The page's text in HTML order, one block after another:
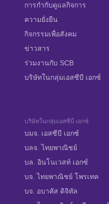
การกำกับดูแลกิจการ
ความยั่งยืน
กิจกรรมเพื่อสังคม
ข่าวสาร
ร่วมงานกับ SCB
บริษัทในกลุ่มเอสซีบี เอกซ์
บริษัทในกลุ่มเอสซีบี เอกซ์
บมจ. เอสซีบี เอกซ์
บลจ. ไทยพาณิชย์
บล. อินโนเวสท์ เอกซ์
บจ. ไทยพาณิชย์ โพรเทค
บจ. อบาคัส ดิจิทัล